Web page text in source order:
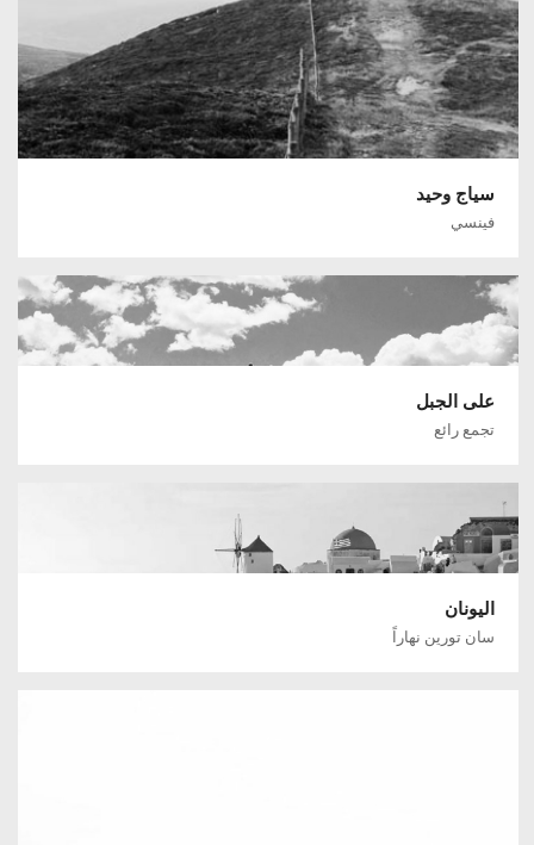
سياج وحيد
فينسي
على الجبل
تجمع رائع
اليونان
سان تورين نهاراً